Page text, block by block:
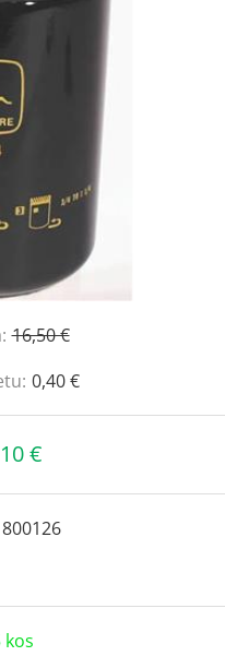
16,50 €
0,40 €
€
800126
kos